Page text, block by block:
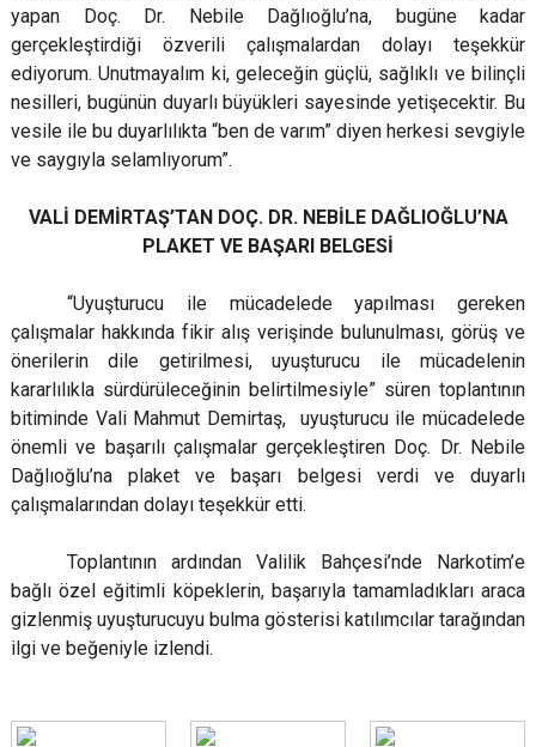
yapan Doç. Dr. Nebile Dağlıoğlu’na, bugüne kadar
gerçekleştirdiği özverili çalışmalardan dolayı teşekkür
ediyorum. Unutmayalım ki, geleceğin güçlü, sağlıklı ve bilinçli
nesilleri, bugünün duyarlı büyükleri sayesinde yetişecektir. Bu
vesile ile bu duyarlılıkta “ben de varım” diyen herkesi sevgiyle
ve saygıyla selamlıyorum”.
VALİ DEMİRTAŞ’TAN DOÇ. DR. NEBİLE DAĞLIOĞLU’NA
PLAKET VE BAŞARI BELGESİ
“Uyuşturucu ile mücadelede yapılması gereken
çalışmalar hakkında fikir alış verişinde bulunulması, görüş ve
önerilerin dile getirilmesi, uyuşturucu ile mücadelenin
kararlılıkla sürdürüleceğinin belirtilmesiyle” süren toplantının
bitiminde Vali Mahmut Demirtaş, uyuşturucu ile mücadelede
önemli ve başarılı çalışmalar gerçekleştiren Doç. Dr. Nebile
Dağlıoğlu’na plaket ve başarı belgesi verdi ve duyarlı
çalışmalarından dolayı teşekkür etti.
Toplantının ardından Valilik Bahçesi’nde Narkotim’e
bağlı özel eğitimli köpeklerin, başarıyla tamamladıkları araca
gizlenmiş uyuşturucuyu bulma gösterisi katılımcılar tarağından
ilgi ve beğeniyle izlendi.